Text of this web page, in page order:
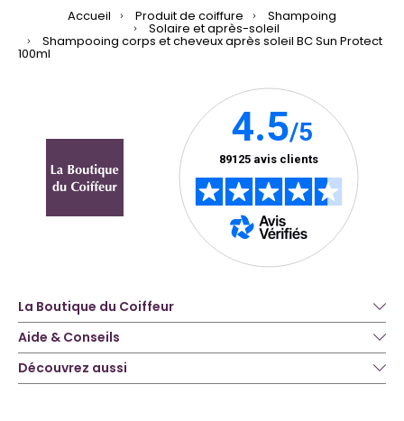
Accueil Produit de coiffure Shampoing
Solaire et après-soleil
Shampooing corps et cheveux après soleil BC Sun Protect
100ml
La Boutique du Coiffeur
Aide & Conseils
Découvrez aussi